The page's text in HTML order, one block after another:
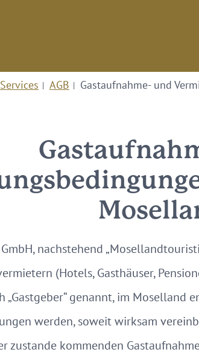
Services AGB Gastaufnahme- und
nachstehend
(Hotels, Gasthäuser,
genannt, im Moselland
werden, soweit wirksam
zustande kommenden